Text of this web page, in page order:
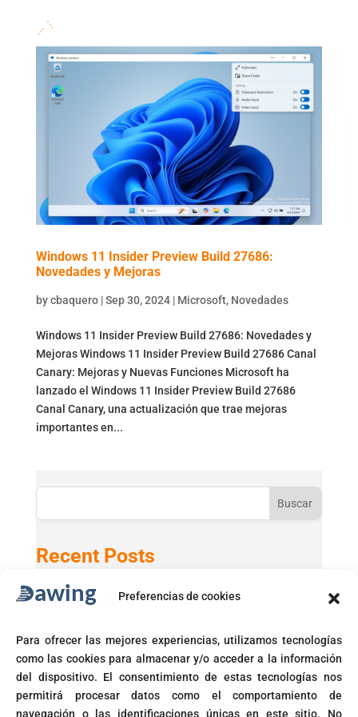
Preferencias de cookies
Para ofrecer las mejores experiencias, utilizamos tecnologías
como las cookies para almacenar y/o acceder a la información
del dispositivo. El consentimiento de estas tecnologías nos
permitirá procesar datos como el comportamiento de
navegación o las identificaciones únicas en este sitio. No
Windows 11 Insider Preview Build 27686:
Novedades y Mejoras
bycbaquero|Sep 30, 2024| Microsoft, Novedades
Windows 11 Insider Preview Build 27686: Novedades y
Mejoras Windows 11 Insider Preview Build 27686 Canal
Canary: Mejoras y Nuevas Funciones Microsoft ha
lanzado el Windows 11 Insider Preview Build 27686
Canal Canary, una actualización que trae mejoras
importantes en...
Buscar
Recent Posts
Active Directory 2025 con Windows 11 24H2
Microsoft activará automáticamente políticas de acceso
condicional
Fin del soporte para Windows 10